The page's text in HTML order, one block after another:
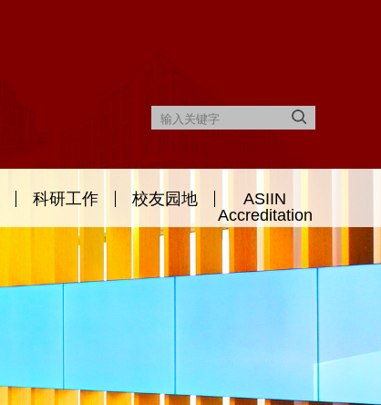
科研工作 校友园地
ASIIN
Accreditation